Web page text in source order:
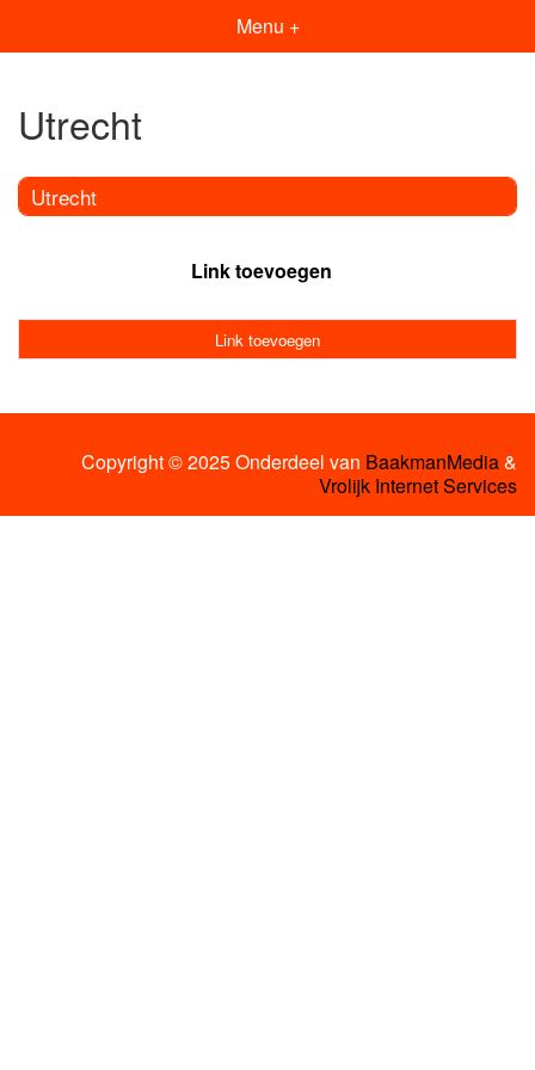
Menu +
Utrecht
Utrecht
Link toevoegen
Link toevoegen
Copyright © 2025 Onderdeel van BaakmanMedia&
Vrolijk Internet Services